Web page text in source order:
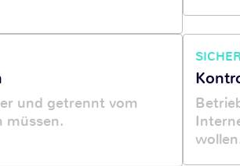
und getrennt vom
müssen.